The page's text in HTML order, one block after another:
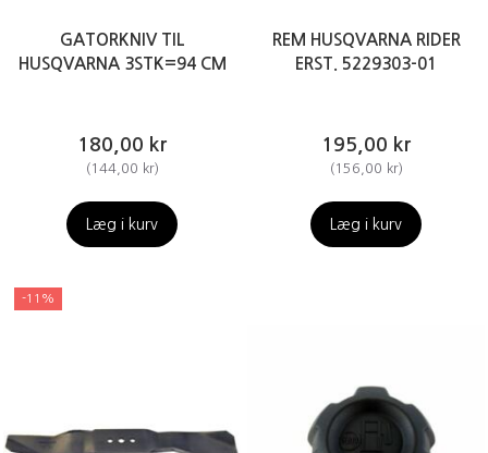
GATORKNIV TIL
HUSQVARNA 3STK=94 CM
180,00 kr
( 144,00 kr)
Læg i kurv
REM HUSQVARNA RIDER
ERST. 5229303-01
195,00 kr
( 156,00 kr)
Læg i kurv
-11%